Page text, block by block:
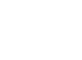
καπ!